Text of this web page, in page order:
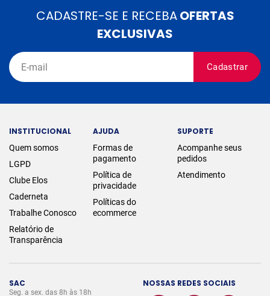
CADASTRE-SE E RECEBAOFERTAS
EXCLUSIVAS
Cadastrar
SAC
Seg. a sex. das 8h às 18h
NOSSAS REDES SOCIAIS
INSTITUCIONAL
Quem somos
LGPD
Clube Elos
Caderneta
Trabalhe Conosco
Relatório de
Transparência
AJUDA
Formas de
pagamento
Política de
privacidade
Políticas do
ecommerce
SUPORTE
Acompanhe seus
pedidos
Atendimento